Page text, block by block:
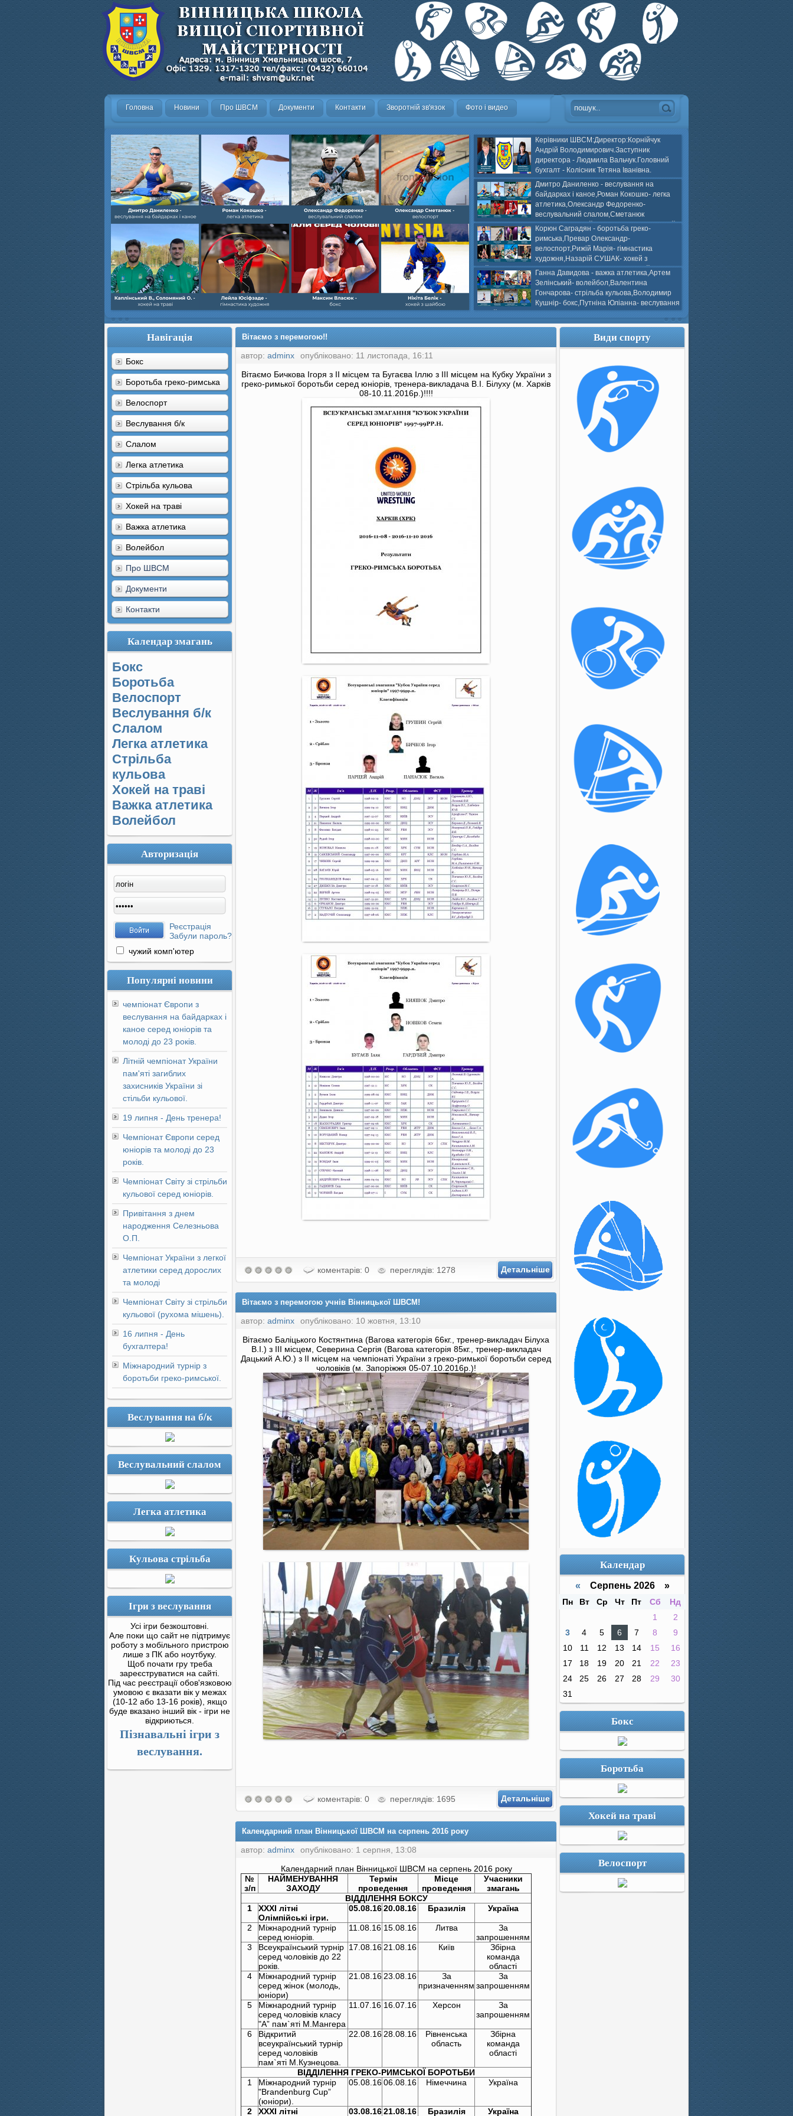
Головна Новини Про ШВСМ Документи Контакти Зворотній зв'язок Фото і видео
Керівники ШВСМ:Директор:Корнійчук
Андрій Володимирович.Заступник
директора - Людмила Вальчук.Головний
бухгалт - Колісник Тетяна Іванівна.
Дмитро Даниленко - веслування на
байдарках і каное,Роман Кокошко- легка
атлетика,Олександр Федоренко-
веслувальний слалом,Сметанюк
Олександр- велоспорт,Каплінський Володимир, Соломяний
Олександр- хокей на траві,Лейла Юсіфзаде- гімнастика
художня,Максим Власюк- бокс,Нікіта БЕЛІК- хокей з шайбою.
Корюн Саградян - боротьба греко-
римська,Превар Олександр-
велоспорт,Рижій Марія- гімнастика
художня,Назарій СУШАК- хокей з
шайбою,Ігор Бичков- боротьба греко-римська,Сергій
Колісник- важка атлетика,Вікторія Добротворська-
веслвальний слалом,Валерія Якушева - волейбол.
Ганна Давидова - важка атлетика,Артем
Зелінський- волейбол,Валентина
Гончарова- стрільба кульова,Володимир
Кушнір- бокс,Путніна Юліанна- веслування
на байдарках і каное,Моїсеєнко Марія- стрільба
кульова,Селезньов Г. веслування на байдарках і
Навігація
Бокс
Боротьба греко-римська
Велоспорт
Веслування б/к
Cлалом
Легка атлетика
Стрільба кульова
Хокей на траві
Важка атлетика
Волейбол
Про ШВСМ
Документи
Контакти
Календар змагань
Бокс
Боротьба
Велоспорт
Веслування б/к
Cлалом
Легка атлетика
Стрільба
кульова
Хокей на траві
Важка атлетика
Волейбол
Авторизація
Реєстрація
Забули пароль?
чужий комп'ютер
Популярні новини
чемпіонат Європи з
веслування на байдарках і
каное серед юніорів та
молоді до 23 років.
Літній чемпіонат України
пам'яті загиблих
захисників України зі
стільби кульової.
19 липня - День тренера!
Чемпіонат Європи серед
юніорів та молоді до 23
років.
Чемпіонат Світу зі стрільби
кульової серед юніорів.
Привітання з днем
народження Селезньова
О.П.
Чемпіонат України з легкої
атлетики серед дорослих
та молоді
Чемпіонат Світу зі стрільби
кульової (рухома мішень).
16 липня - День
бухгалтера!
Міжнародний турнір з
боротьби греко-римської.
Веслування на б/к
Веслувальний слалом
Легка атлетика
Кульова стрільба
Ігри з веслування
Усі ігри безкоштовні.
Але поки що сайт не підтримує
роботу з мобільного пристрою
лише з ПК або ноутбуку.
Щоб почати гру треба
зареєструватися на сайті.
Під час реєстрації обов'язковою
умовою є вказати вік у межах
(10-12 або 13-16 років), якщо
буде вказано інший вік - ігри не
відкриються.
Пізнавальні ігри з
веслування.
Вітаємо з перемогою!!
автор: adminx
опубліковано: 11 листопада, 16:11
Вітаємо Бичкова Ігоря з ІІ місцем та Бугаєва Іллю з ІІІ місцем на Кубку України з
греко-римької боротьби серед юніорів, тренера-викладача В.І. Білуху (м. Харків
08-10.11.2016р.)!!!!
коментарів: 0 переглядів: 1278 Детальніше
Вітаємо з перемогою учнів Вінницької ШВСМ!
автор: adminx
опубліковано: 10 жовтня, 13:10
Вітаємо Баліцького Костянтина (Вагова категорія 66кг., тренер-викладач Білуха
В.І.) з ІІІ місцем, Северина Сергія (Вагова категорія 85кг., тренер-викладач
Дацький А.Ю.) з ІІ місцем на чемпіонаті України з греко-римької боротьби серед
чоловіків (м. Запоріжжя 05-07.10.2016р.)!
коментарів: 0 переглядів: 1695 Детальніше
Календарний план Вінницької ШВСМ на серпень 2016 року
автор: adminx
опубліковано: 1 серпня, 13:08
Календарний план Вінницької ШВСМ на серпень 2016 року
№
з/п
НАЙМЕНУВАННЯ
ЗАХОДУ
Термін
проведення
Місце
проведення
Учасники
змагань
ВІДДІЛЕННЯ БОКСУ
1
ХХХI літні
Олімпійські ігри.
05.08.16 20.08.16 Бразилія Україна
2
Міжнародний турнір
серед юніорів.
11.08.16 15.08.16 Литва
За
запрошенням
3
Всеукраїнський турнір
серед чоловіків до 22
років.
17.08.16 21.08.16 Київ
Збірна
команда
області
4
Міжнародний турнір
серед жінок (молодь,
юніори)
21.08.16 23.08.16
За
призначенням
За
запрошенням
5
Міжнародний турнір
серед чоловіків класу
"А” пам`яті М.Мангера
11.07.16 16.07.16 Херсон
За
запрошенням
6
Відкритий
всеукраїнський турнір
серед чоловіків
пам`яті М.Кузнецова.
22.08.16 28.08.16
Рівненська
область
Збірна
команда
області
ВІДДІЛЕННЯ ГРЕКО-РИМСЬКОЇ БОРОТЬБИ
1
Міжнародний турнір
"Brandenburg Cup”
(юніори).
05.08.16 06.08.16 Німеччина Україна
2 ХХХI літні 03.08.16 21.08.16 Бразилія Україна
Види спорту
Календар
« Серпень 2026 »
Пн Вт Ср Чт Пт Сб
Нд
1
2
3
4 5 6 7 8
9
10
11 12 13 14 15
16
17
18 19 20 21 22
23
24
25 26 27 28 29
30
31
Бокс
Боротьба
Хокей на траві
Велоспорт